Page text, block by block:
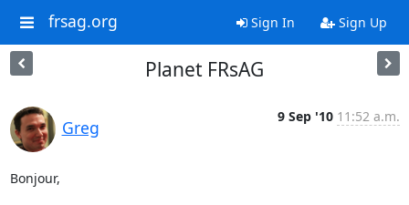
frsag.org Sign In Sign Up
Planet FRsAG
Greg
9 Sep '10 11:52 a.m.
Bonjour,